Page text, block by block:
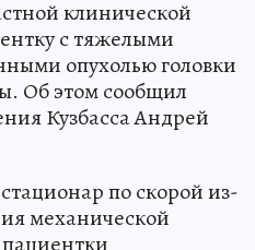
клинической
с тяжелыми
опухолью головки
Об этом сообщил
Кузбасса Андрей
по скорой из-
механической